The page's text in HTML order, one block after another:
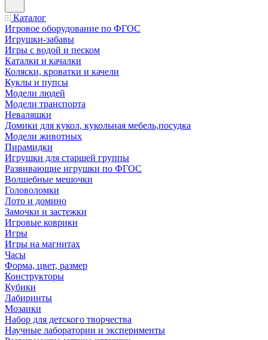
Каталог
Игровое оборудование по ФГОС
Игрушки-забавы
Игры с водой и песком
Каталки и качалки
Коляски, кроватки и качели
Куклы и пупсы
Модели людей
Модели транспорта
Неваляшки
Домики для кукол, кукольная мебель,посудка
Модели животных
Пирамидки
Игрушки для старшей группы
Развивающие игрушки по ФГОС
Волшебные мешочки
Головоломки
Лото и домино
Замочки и застежки
Игровые коврики
Игры
Игры на магнитах
Часы
Форма, цвет, размер
Конструкторы
Кубики
Лабиринты
Мозаики
Набор для детского творчества
Научные лаборатории и эксперименты